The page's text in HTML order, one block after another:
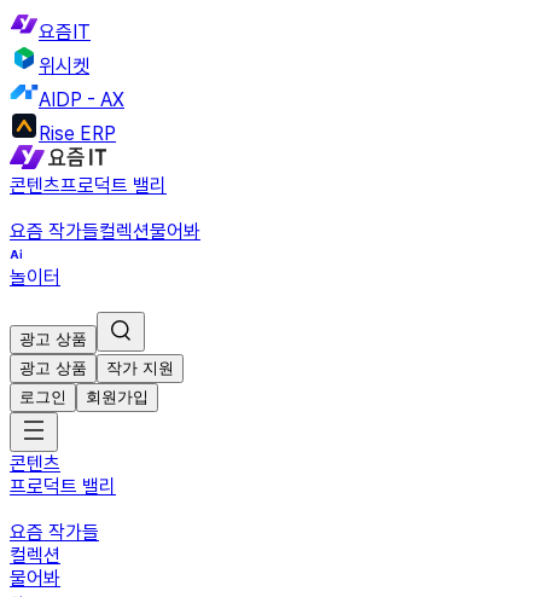
요즘IT
위시켓
AIDP - AX
Rise ERP
콘텐츠프로덕트 밸리
요즘 작가들컬렉션물어봐
놀이터
광고 상품
광고 상품
작가 지원
로그인
회원가입
콘텐츠
프로덕트 밸리
요즘 작가들
컬렉션
물어봐